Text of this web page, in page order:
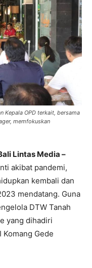
Kepala OPD terkait, bersama
memfokuskan
Lintas Media –
akibat pandemi,
kembali dan
mendatang. Guna
DTW Tanah
yang dihadiri
Komang Gede